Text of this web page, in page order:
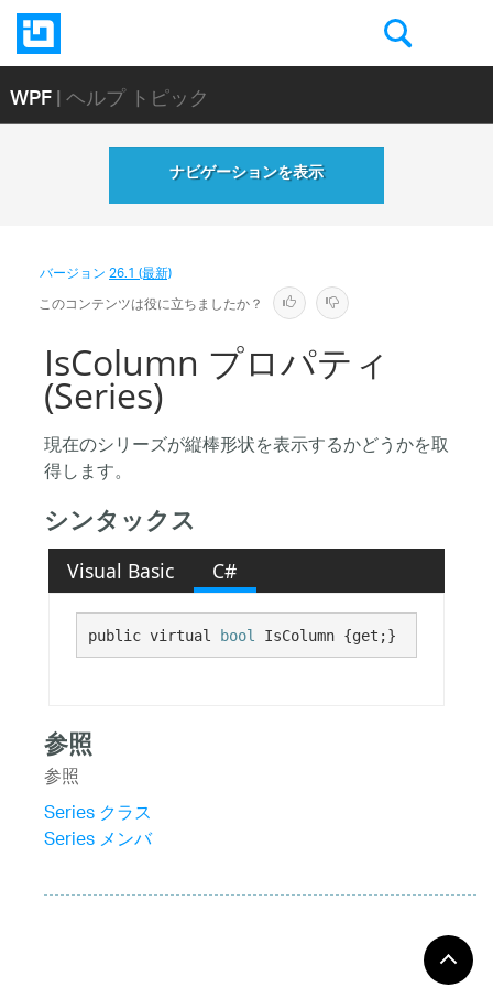
WPF| ヘルプ トピック
ナビゲーションを表示
バージョン26.1 (最新)
このコンテンツは役に立ちましたか？
IsColumn プロパティ
(Series)
現在のシリーズが縦棒形状を表示するかどうかを取
得します。
シンタックス
Visual Basic C#
public virtual bool IsColumn {get;}
参照
参照
Series クラス
Series メンバ